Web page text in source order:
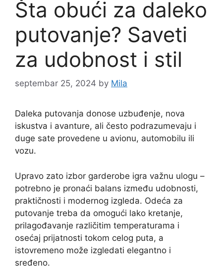
Šta obući za daleko
putovanje? Saveti
za udobnost i stil
septembar 25, 2024 by Mila
Daleka putovanja donose uzbuđenje, nova
iskustva i avanture, ali često podrazumevaju i
duge sate provedene u avionu, automobilu ili
vozu.
Upravo zato izbor garderobe igra važnu ulogu –
potrebno je pronaći balans između udobnosti,
praktičnosti i modernog izgleda. Odeća za
putovanje treba da omogući lako kretanje,
prilagođavanje različitim temperaturama i
osećaj prijatnosti tokom celog puta, a
istovremeno može izgledati elegantno i
sređeno.